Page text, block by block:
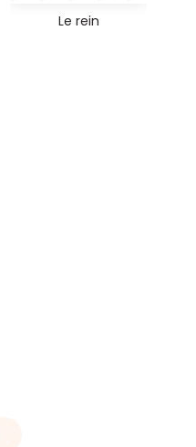
Le rein